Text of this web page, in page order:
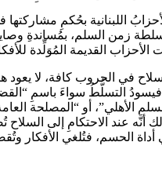
اللبنانية بحُكمِ
زمن السلم، بمُساندةِ
القديمة المُوَلِّدة
في الحروب كافة، لا
فيسودُ التسلُّطُ سواءَ باسمِ
الأهلي”، أو “المصلحة
عند الاحتكامِ إلى السلاح
أداة الحسم، فتُلغي الأفكار